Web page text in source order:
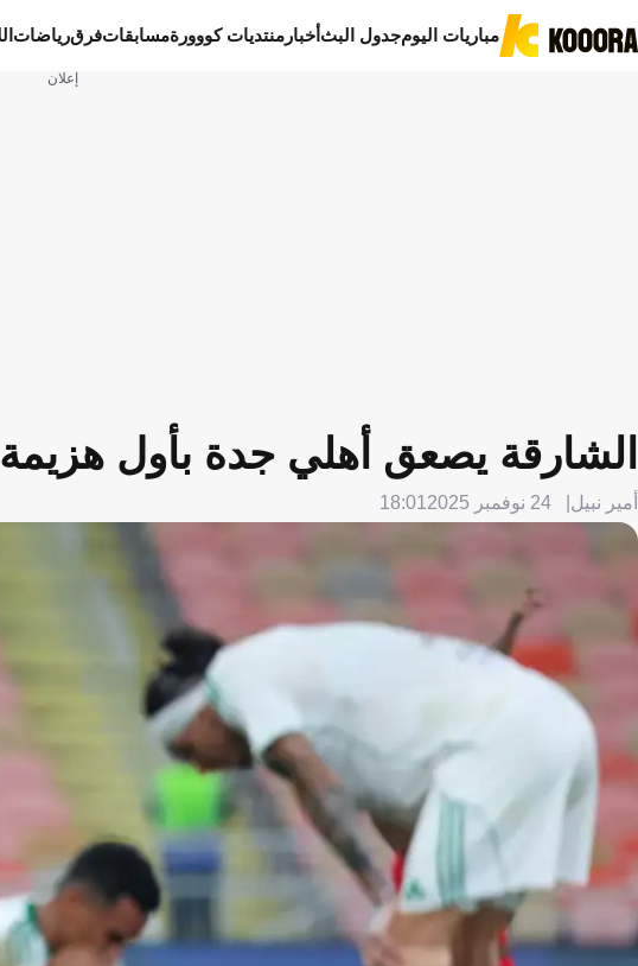
مباريات اليومجدول البثأخبار منتديات كووورةمسابقاتفرقرياضات
إعلان
الشارقة يصعق أهلي جدة بأول
أمير نبيل 24 نوفمبر 2025 18:01